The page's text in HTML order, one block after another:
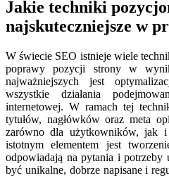
Jakie techniki
najskuteczniejsze w
W świecie SEO istnieje wiele
poprawy pozycji strony w
najważniejszych jest
wszystkie działania
internetowej. W ramach tej
tytułów, nagłówków oraz meta
zarówno dla użytkowników, jak
istotnym elementem jest
odpowiadają na pytania i
być unikalne, dobrze napisane i